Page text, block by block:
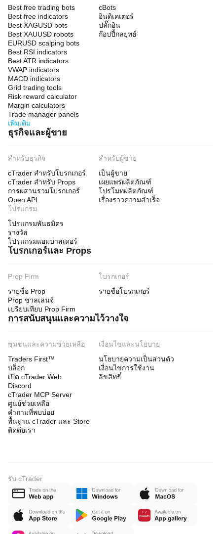
Best free trading bots
Best free indicators
Best XAGUSD bots
Best XAUUSD robots
EURUSD scalping bots
Best RSI indicators
Best ATR indicators
VWAP indicators
MACD indicators
Grid trading tools
Risk reward calculator
Margin calculators
Trade manager panels
เพิ่มเติม
cBots
อินดิเคเตอร์
ปลั๊กอิน
ก๊อปปี้กลยุทธ์
ธุรกิจและผู้ขาย
สำหรับธุรกิจ
cTrader สำหรับโบรกเกอร์
cTrader สำหรับ Props
การผสานรวมโบรกเกอร์
Open API
สำหรับผู้ขาย
เป็นผู้ขาย
เผยแพร่ผลิตภัณฑ์
โปรโมทผลิตภัณฑ์
เรื่องราวความสำเร็จ
โปรแกรม
โปรแกรมพันธมิตร
รางวัล
โปรแกรมแอมบาสเดอร์
โบรกเกอร์และ Props
Prop Firm
รายชื่อ Prop
Prop ชาลเลนจ์
เปรียบเทียบ Prop Firm
โบรกเกอร์
รายชื่อโบรกเกอร์
การสนับสนุนและความไว้วางใจ
ชุมชนและความช่วยเหลือ
Traders First™
บล็อก
เปิด cTrader Web
Discord
cTrader MCP Server
ศูนย์ช่วยเหลือ
คำถามที่พบบ่อย
พื้นฐาน cTrader และ Store
ติดต่อเรา
เงื่อนไขและนโยบาย
นโยบายความเป็นส่วนตัว
เงื่อนไขการใช้งาน
ลิขสิทธิ์
รับ cTrader